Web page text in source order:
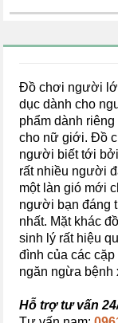
Đồ chơi người
dục dành cho
phẩm dành
cho nữ giới. Đồ
người biết tới
rất nhiều người
một làn gió mới
người bạn đáng
nhất. Mặt khác
sinh lý rất hiệu
đình của các
ngăn ngừa bệnh
Hỗ trợ tư vấn